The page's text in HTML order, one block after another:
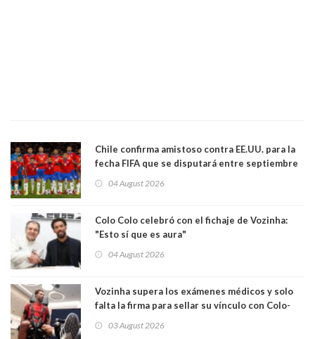
Chile confirma amistoso contra EE.UU. para la
fecha FIFA que se disputará entre septiembre
04 August 2026
Colo Colo celebró con el fichaje de Vozinha:
"Esto sí que es aura"
04 August 2026
Vozinha supera los exámenes médicos y solo
falta la firma para sellar su vínculo con Colo-
03 August 2026